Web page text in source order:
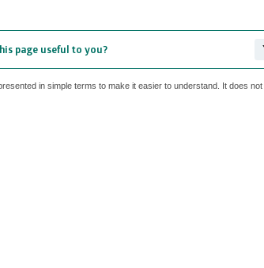
page useful to you?
in simple terms to make it easier to understand. It does